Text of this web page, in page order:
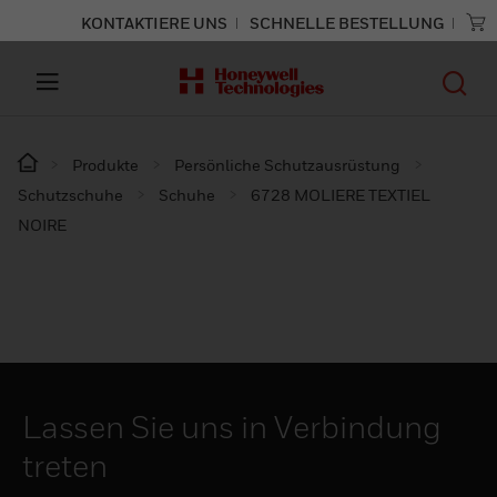
KONTAKTIERE UNS SCHNELLE BESTELLUNG
Produkte
Persönliche Schutzausrüstung
Schutzschuhe
Schuhe
6728 MOLIERE TEXTIEL
NOIRE
Lassen Sie uns in Verbindung
treten